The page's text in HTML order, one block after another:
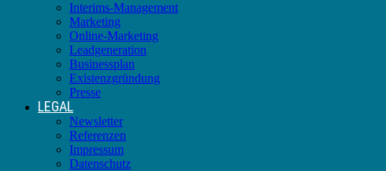
Interims-Management
Marketing
Online-Marketing
Leadgeneration
Businessplan
Existenzgründung
Presse
LEGAL
Newsletter
Referenzen
Impressum
Datenschutz